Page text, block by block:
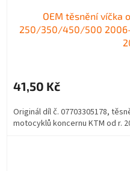
OEM těsnění víčka
250/350/450/500 2006-
41,50 Kč
Originál díl č. 07703305178,
motocyklů koncernu KTM od r.